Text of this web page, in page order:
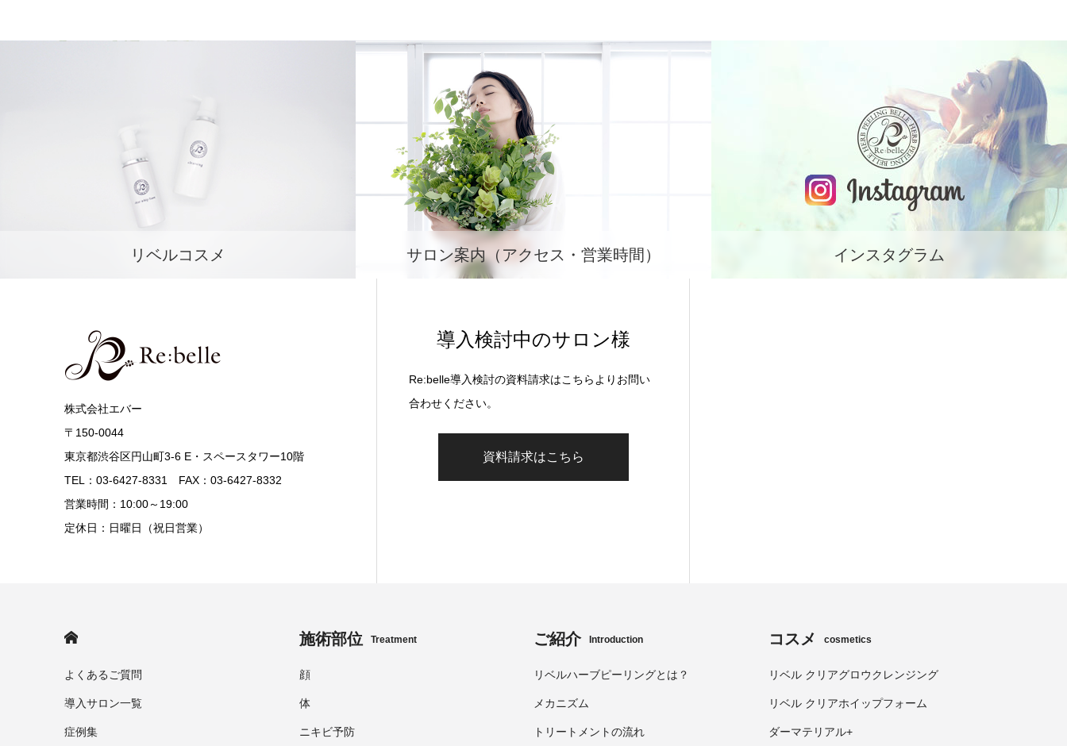
リベルコスメ サロン案内（アクセス・営業時間） インスタグラム
株式会社エバー
〒150-0044
東京都渋谷区円山町3-6 E・スペースタワー10階
TEL：03-6427-8331 FAX：03-6427-8332
営業時間：10:00～19:00
定休日：日曜日（祝日営業）
導入検討中のサロン様
Re:belle導入検討の資料請求はこちらよりお問い
合わせください。
資料請求はこちら
よくあるご質問
導入サロン一覧
症例集
施術部位 Treatment
顔
体
ニキビ予防
ご紹介 Introduction
リベルハーブピーリングとは？
メカニズム
トリートメントの流れ
コスメ cosmetics
リベル クリアグロウクレンジング
リベル クリアホイップフォーム
ダーマテリアル+